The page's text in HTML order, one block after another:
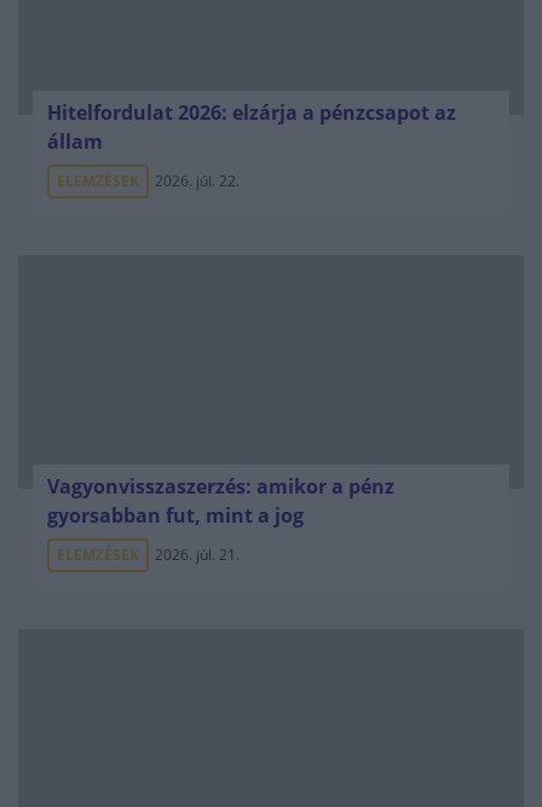
Hitelfordulat 2026: elzárja a pénzcsapot az
állam
ELEMZÉSEK 2026. júl. 22.
Vagyonvisszaszerzés: amikor a pénz
gyorsabban fut, mint a jog
ELEMZÉSEK 2026. júl. 21.